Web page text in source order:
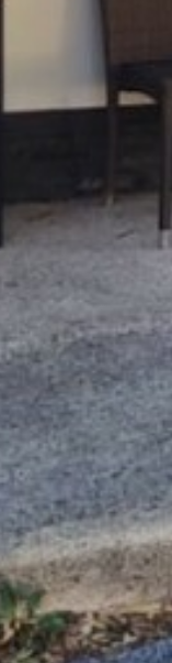
LATO MARE
ANIMAZIONE
CORO DEI
SVILUPPO
DEI NOSTRI